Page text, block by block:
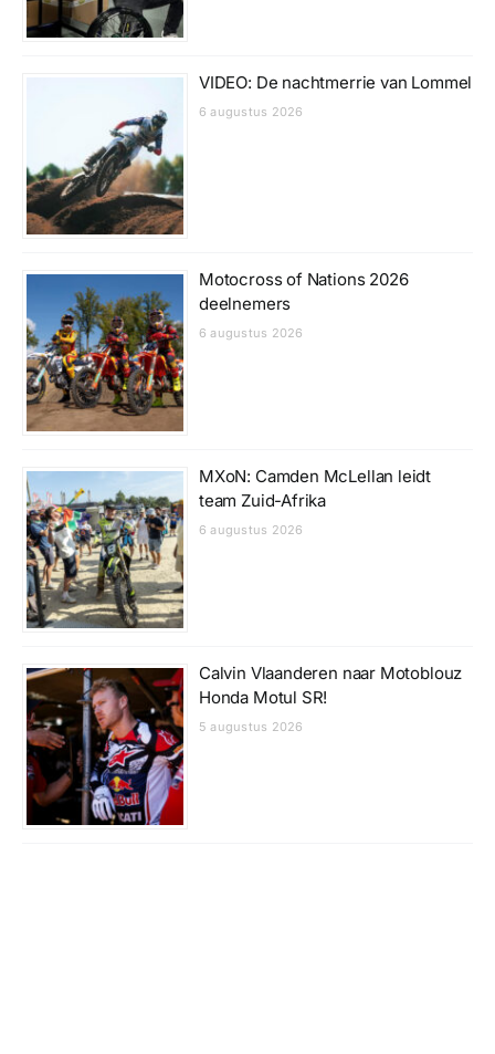
VIDEO: De nachtmerrie van Lommel
6 augustus 2026
Motocross of Nations 2026
deelnemers
6 augustus 2026
MXoN: Camden McLellan leidt
team Zuid-Afrika
6 augustus 2026
Calvin Vlaanderen naar Motoblouz
Honda Motul SR!
5 augustus 2026